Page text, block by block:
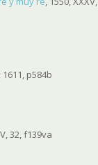
p584b
32, f139va